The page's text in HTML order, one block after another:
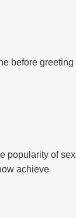
before greeting
popularity of
achieve